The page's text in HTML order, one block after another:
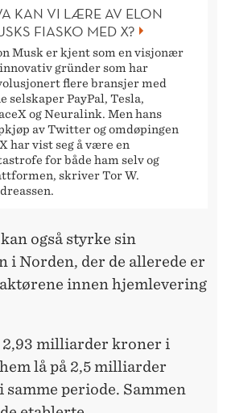
KAN VI LÆRE AV ELON
FIASKO MED X?
Musk er kjent som en visjonær
gründer som har
flere bransjer med
selskaper PayPal, Tesla,
og Neuralink. Men hans
av Twitter og omdøpingen
har vist seg å være en
for både ham selv og
skriver Tor W.
også styrke sin
i Norden, der de allerede er
innen hjemlevering
2,93 milliarder kroner i
lå på 2,5 milliarder
periode. Sammen